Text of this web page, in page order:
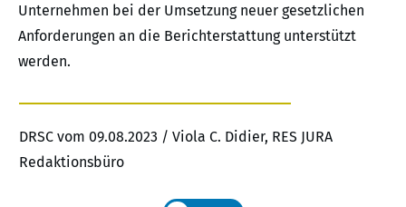
Unternehmen bei der Umsetzung neuer gesetzlichen
Anforderungen an die Berichterstattung unterstützt
werden.
DRSC vom 09.08.2023 / Viola C. Didier, RES JURA
Redaktionsbüro